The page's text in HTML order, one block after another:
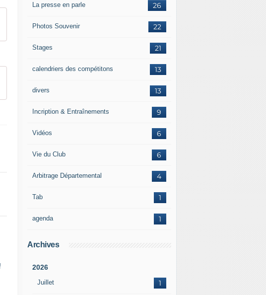
26
La presse en parle
22
Photos Souvenir
21
Stages
13
calendriers des compétitons
13
divers
9
Incription & Entraînements
6
Vidéos
6
Vie du Club
4
Arbitrage Départemental
1
Tab
1
agenda
Archives
2026
Juillet 1